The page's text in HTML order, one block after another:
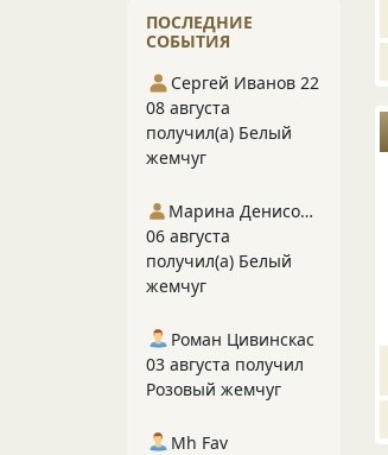
ПОСЛЕДНИЕ
СОБЫТИЯ
Сергей Иванов 22
08 августа
получил(а) Белый
жемчуг
Марина Денисова 5
06 августа
получил(а) Белый
жемчуг
Роман Цивинскас
03 августа получил
Розовый жемчуг
Mh Fav